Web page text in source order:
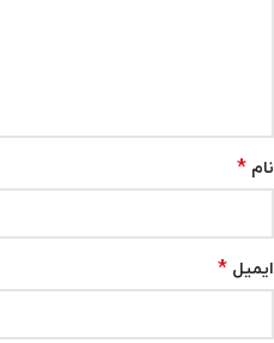
نام *
ایمیل *